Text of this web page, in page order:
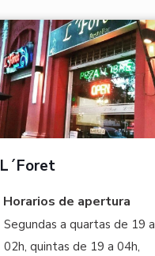
L´Foret
Horarios de apertura
Segundas a quartas de 19 a
02h, quintas de 19 a 04h,